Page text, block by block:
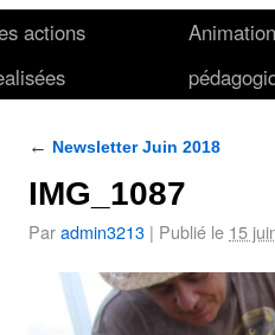
actions
← Newsletter Juin 2018
IMG_1087
Paradmin3213 | Publié le 15